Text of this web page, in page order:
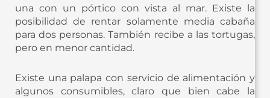
una con un pórtico con vista al mar. Existe la
posibilidad de rentar solamente media cabaña
para dos personas. También recibe a las tortugas,
pero en menor cantidad.
Existe una palapa con servicio de alimentación y
algunos consumibles, claro que bien cabe la